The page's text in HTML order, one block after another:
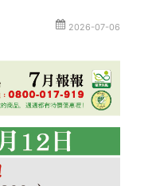
2026-07-06